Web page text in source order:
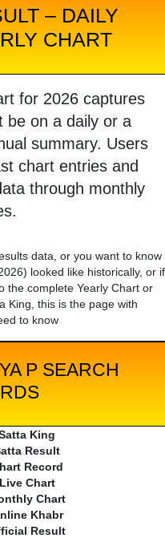
– DAILY
CHART
for 2026 captures
be on a daily or a
summary. Users
chart entries and
through monthly
data, or you want to know
looked like historically, or if
the complete Yearly Chart or
King, this is the page with
to know
P SEARCH
King
Result
Record
Chart
Chart
Khabr
Result